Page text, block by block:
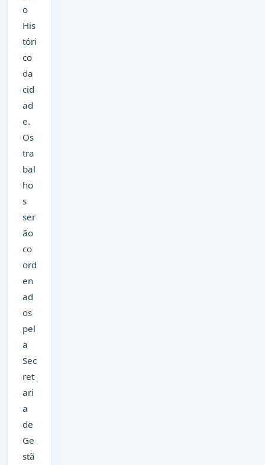
o
His
tóri
co
da
cid
ad
e.
Os
tra
bal
ho
s
ser
ão
co
ord
en
ad
os
pel
a
Sec
ret
ari
a
de
Ge
stã